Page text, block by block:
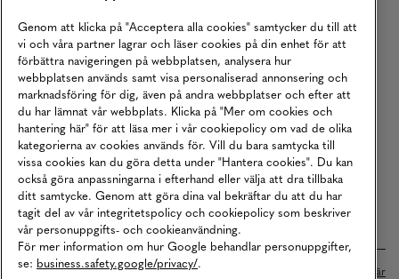
Köpvillkor
Karriär
Vårt Ansvar
Våra Tjänster
Press
Studentrabatt
B2B
Tillgänglighetsredogörelse
Betalningar online sköts i samarbete med Klarna. Läs mer här
Genom att klicka på "Acceptera alla cookies" samtycker du till att
vi och våra partner lagrar och läser cookies på din enhet för att
förbättra navigeringen på webbplatsen, analysera hur
webbplatsen används samt visa personaliserad annonsering och
marknadsföring för dig, även på andra webbplatser och efter att
du har lämnat vår webbplats. Klicka på "Mer om cookies och
hantering här" för att läsa mer i vår cookiepolicy om vad de olika
kategorierna av cookies används för. Vill du bara samtycka till
vissa cookies kan du göra detta under "Hantera cookies". Du kan
också göra anpassningarna i efterhand eller välja att dra tillbaka
ditt samtycke. Genom att göra dina val bekräftar du att du har
tagit del av vår integritetspolicy och cookiepolicy som beskriver
vår personuppgifts- och cookieanvändning.
För mer information om hur Google behandlar personuppgifter,
se: business.safety.google/privacy/.